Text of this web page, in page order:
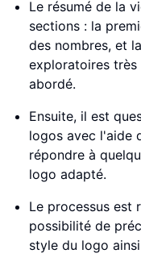
Le résumé de la
sections : la
des nombres, et
exploratoires
abordé.
Ensuite, il est
logos avec l'aide
répondre à
logo adapté.
Le processus est
possibilité de
style du logo